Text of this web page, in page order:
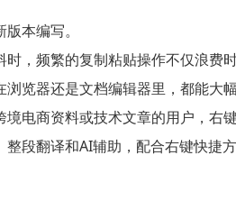
本编写。
，频繁的复制粘贴操作不仅浪费
览器还是文档编辑器里，都能大幅
电商资料或技术文章的用户，右
段翻译和AI辅助，配合右键快捷